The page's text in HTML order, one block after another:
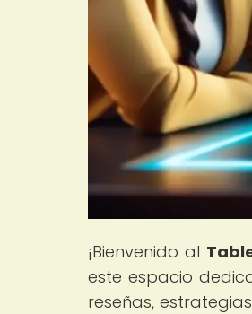
¡Bienvenido al
este espacio
reseñas,